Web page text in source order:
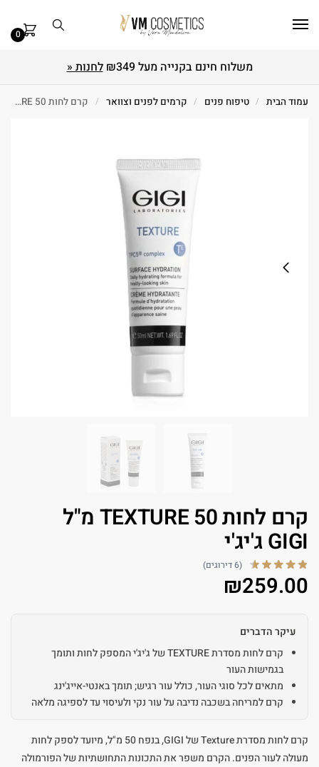
0
משלוח חינם בקנייה מעל ₪349 לחנות «
עמוד הבית / טיפוח פנים / קרמים לפנים וצוואר / קרם לחות TEXTURE 50 מ"ל GIGI ג'יג'י
קרם לחות TEXTURE 50 מ"ל
GIGI ג'יג'י
(6 דירוגים)
₪259.00
עיקר הדברים
קרם לחות מסדרת TEXTURE של ג'יג'י המספק לחות ותומך
בגמישות העור
מתאים לכל סוגי העור, כולל עור רגיש; תומך באנטי-אייג'ינג
קרם למריחה בשכבה נדיבה על עור נקי ולעיסוי עד לספיגה מלאה
קרם לחות מסדרת Texture של GIGI, בנפח 50 מ"ל, מיועד לספק לחות
מעולה לעור הפנים. הקרם משפר את התכונות התחושתיות של הפורמולה